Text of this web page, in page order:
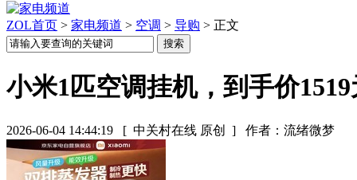
ZOL首页 > 家电频道 > 空调 > 导购 > 正文
小米1匹空调挂机，到手价1519
2026-06-04 14:44:19 [ 中关村在线 原创 ] 作者：流绪微梦